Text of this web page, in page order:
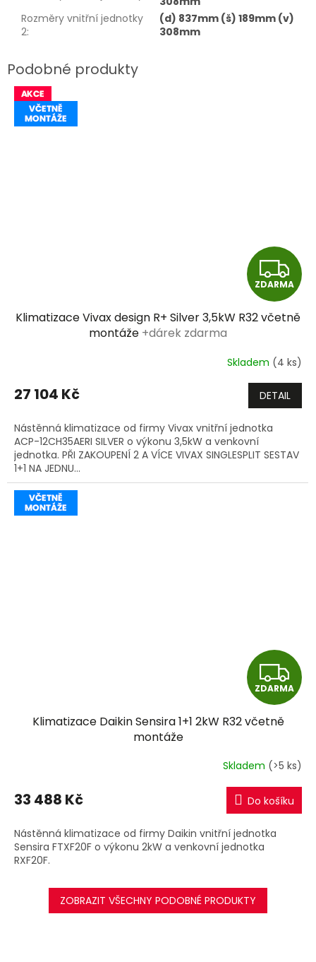
Rozměry vnitřní jednotky
2:
(d) 837mm (š) 189mm (v)
308mm
Z
D
A
R
M
A
ZDARMA
Klimatizace Vivax design R+ Silver 3,5kW R32 včetně
montáže +dárek zdarma
Skladem (4 ks)
27 104 Kč DETAIL
Nástěnná klimatizace od firmy Vivax vnitřní jednotka
ACP-12CH35AERI SILVER o výkonu 3,5kW a venkovní
jednotka. PŘI ZAKOUPENÍ 2 A VÍCE VIVAX SINGLESPLIT SESTAV
1+1 NA JEDNU...
Z
D
R
M
A
ZDARMA
Klimatizace Daikin Sensira 1+1 2kW R32 včetně
montáže
Skladem (>5 ks)
33 488 Kč Do košíku
Nástěnná klimatizace od firmy Daikin vnitřní jednotka
Sensira FTXF20F o výkonu 2kW a venkovní jednotka
RXF20F.
ZOBRAZIT VŠECHNY PODOBNÉ PRODUKTY